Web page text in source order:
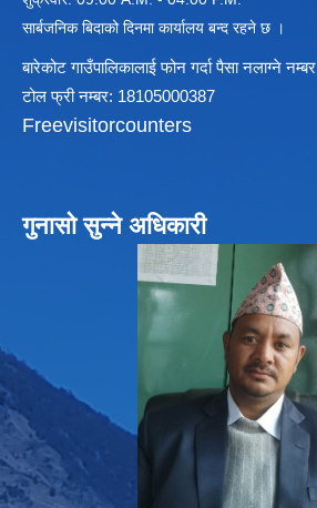
सार्बजनिक बिदाको दिनमा कार्यालय बन्द रहने छ ।
बारेकोट गाउँपालिकालाई फोन गर्दा पैसा नलाग्ने नम्बर
टोल फ्री नम्बर: 18105000387
Freevisitorcounters
गुनासो सुन्ने अधिकारी